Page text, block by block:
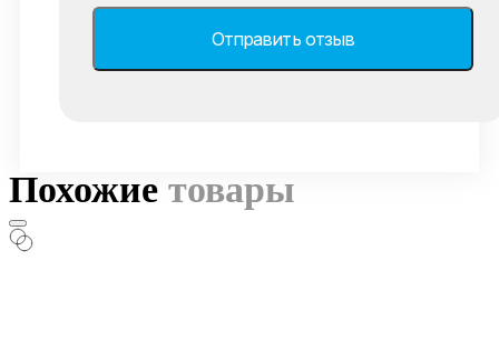
Похожие товары